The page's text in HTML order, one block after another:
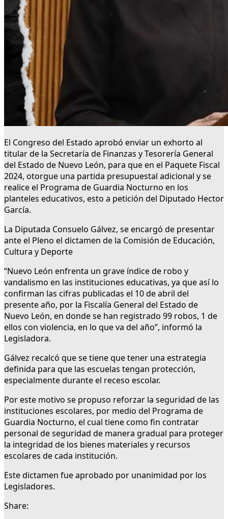
El Congreso del Estado aprobó enviar un exhorto al
titular de la Secretaría de Finanzas y Tesorería General
del Estado de Nuevo León, para que en el Paquete Fiscal
2024, otorgue una partida presupuestal adicional y se
realice el Programa de Guardia Nocturno en los
planteles educativos, esto a petición del Diputado Hector
García.
La Diputada Consuelo Gálvez, se encargó de presentar
ante el Pleno el dictamen de la Comisión de Educación,
Cultura y Deporte
“Nuevo León enfrenta un grave índice de robo y
vandalismo en las instituciones educativas, ya que así lo
confirman las cifras publicadas el 10 de abril del
presente año, por la Fiscalía General del Estado de
Nuevo León, en donde se han registrado 99 robos, 1 de
ellos con violencia, en lo que va del año”, informó la
Legisladora.
Gálvez recalcó que se tiene que tener una estrategia
definida para que las escuelas tengan protección,
especialmente durante el receso escolar.
Por este motivo se propuso reforzar la seguridad de las
instituciones escolares, por medio del Programa de
Guardia Nocturno, el cual tiene como fin contratar
personal de seguridad de manera gradual para proteger
la integridad de los bienes materiales y recursos
escolares de cada institución.
Este dictamen fue aprobado por unanimidad por los
Legisladores.
Share: